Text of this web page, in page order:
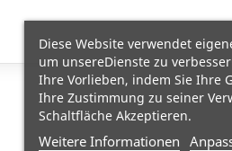
Diese Website verwendet
um unsereDienste zu
Ihre Vorlieben, indem Sie Ihre
Ihre Zustimmung zu seiner
Schaltfläche Akzeptieren.
Weitere Informationen